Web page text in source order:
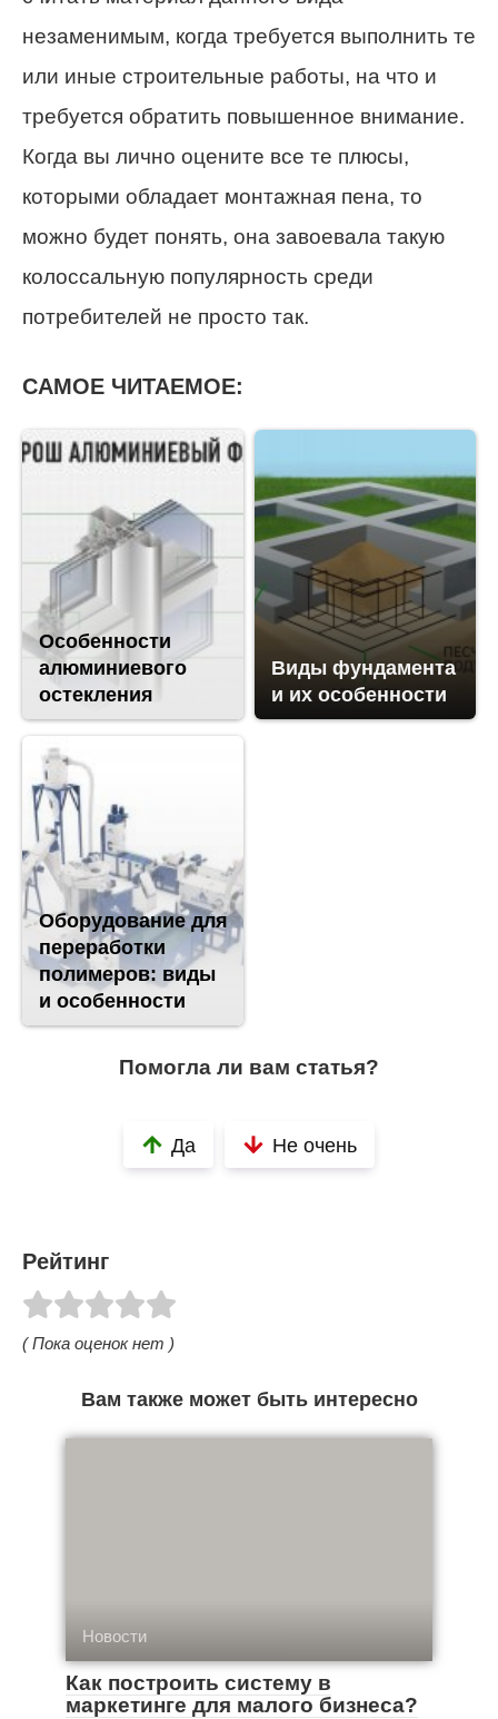
незаменимым, когда требуется выполнить те
или иные строительные работы, на что и
требуется обратить повышенное внимание.
Когда вы лично оцените все те плюсы,
которыми обладает монтажная пена, то
можно будет понять, она завоевала такую
колоссальную популярность среди
потребителей не просто так.
САМОЕ ЧИТАЕМОЕ:
Особенности
алюминиевого
остекления
Виды фундамента
и их особенности
Оборудование для
переработки
полимеров: виды
и особенности
Помогла ли вам статья?
Да Не очень
Рейтинг
( Пока оценок нет )
Вам также может быть интересно
Новости
Как построить систему в
маркетинге для малого бизнеса?